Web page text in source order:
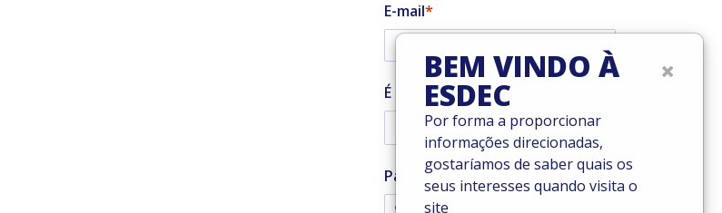
E-mail
É um instalador?
País
×
BEM VINDO À
ESDEC
Por forma a proporcionar
informações direcionadas,
gostaríamos de saber quais os
seus interesses quando visita o
site